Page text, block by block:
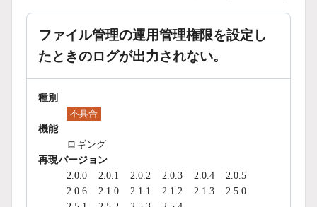
ファイル管理の運用管理権限を設定し
たときのログが出力されない。
種別
不具合
機能
ロギング
再現バージョン
2.0.0
2.0.1 2.0.2 2.0.3 2.0.4
2.0.5
2.0.6
2.1.0 2.1.1 2.1.2 2.1.3
2.5.0